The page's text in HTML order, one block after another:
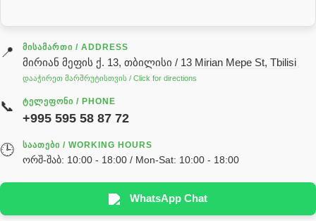
გადაცემათა კოლოფის ზეთი( კარობკის ზეთი)
ძრავის ზეთი
ჰიდრავლიკის ზეთი
реек
სხადასხვა
Hyva
📍 ᲛᲘᲡᲐᲛᲐᲠᲗᲘ / ADDRESS
მირიან მეფის ქ. 13, თბილისი / 13 Mirian Mepe St, Tbilisi
დააჭირეთ მარშრუტისთვის / Click for directions
📞 ᲢᲔᲚᲔᲤᲝᲜᲘ / PHONE
+995 595 58 87 72
🕒 ᲡᲐᲐᲗᲔᲑᲘ / WORKING HOURS
ორშ-შაბ: 10:00 - 18:00 / Mon-Sat: 10:00 - 18:00
WhatsApp Chat